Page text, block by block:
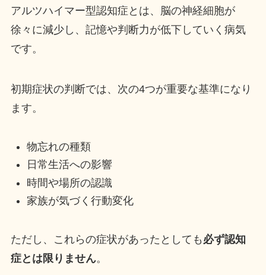
アルツハイマー型認知症とは、脳の神経細胞が
徐々に減少し、記憶や判断力が低下していく病気
です。
初期症状の判断では、次の4つが重要な基準になり
ます。
物忘れの種類
日常生活への影響
時間や場所の認識
家族が気づく行動変化
ただし、これらの症状があったとしても 必ず認知
症とは限りません。